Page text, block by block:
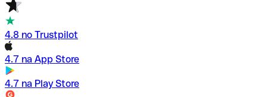
4.8 no Trustpilot
4.7 na App Store
4.7 na Play Store